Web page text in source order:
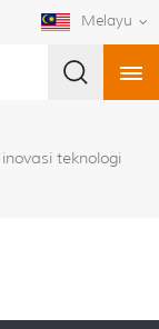
Melayu
teknologi